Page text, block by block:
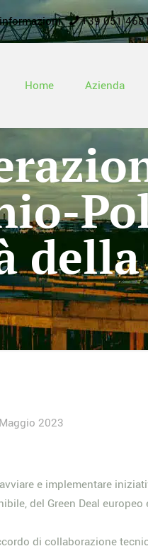
+39 051
Home Azienda
2023
e implementare
del Green Deal europeo
di collaborazione